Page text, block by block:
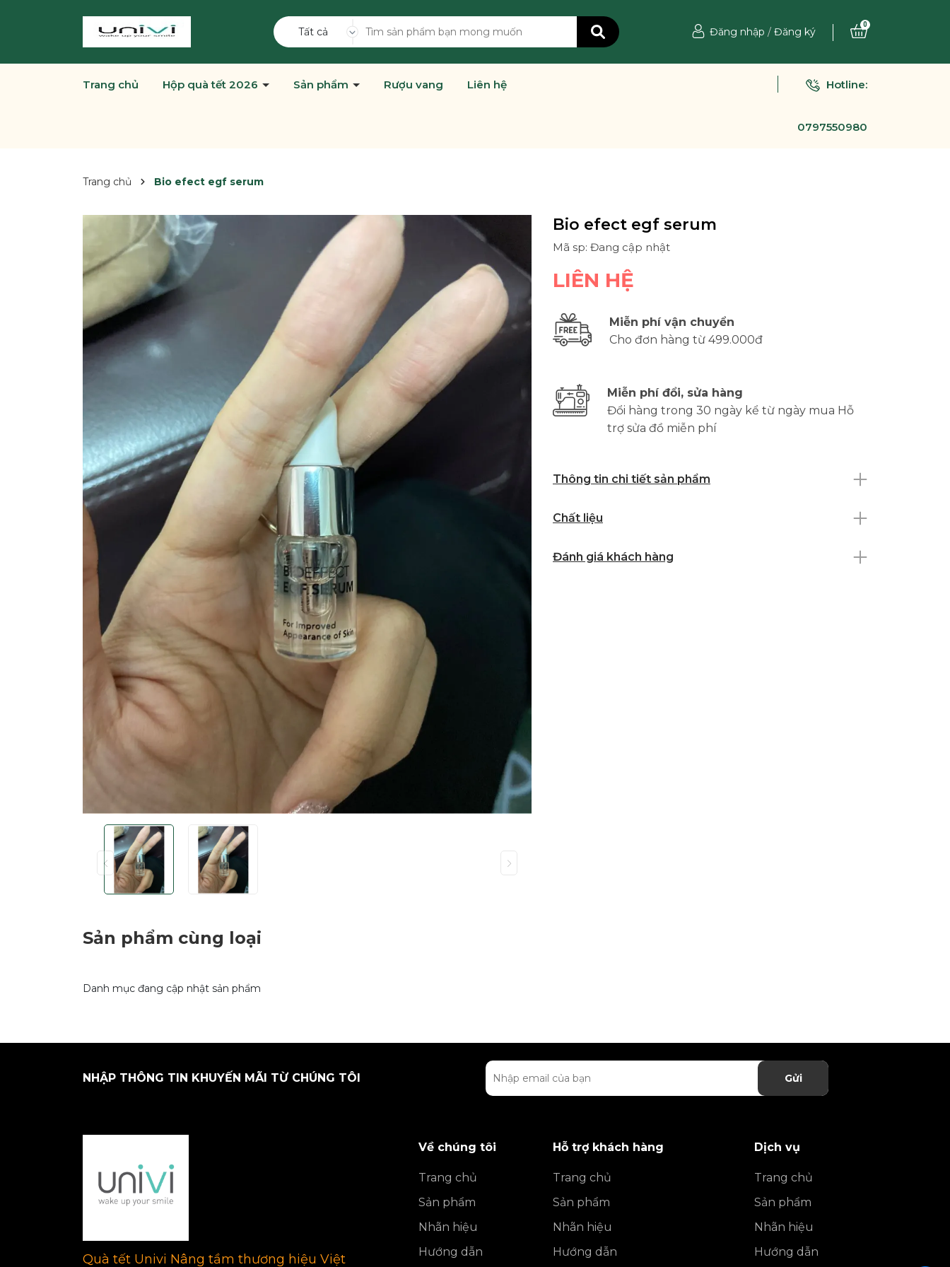
Tất cả Đăng nhập / Đăng ký
0
Trang chủ Hộp quà tết 2026 Sản phẩm Rượu vang Liên hệ Hotline:
0797550980
Trang chủ Bio efect egf serum
Bio efect egf serum
Mã sp: Đang cập nhật
LIÊN HỆ
Miễn phí vận chuyển
Cho đơn hàng từ 499.000đ
Miễn phí đổi, sửa hàng
Đổi hàng trong 30 ngày kể từ ngày mua Hỗ
trợ sửa đồ miễn phí
Thông tin chi tiết sản phẩm
Chất liệu
Đánh giá khách hàng
Sản phẩm cùng loại
Danh mục đang cập nhật sản phẩm
NHẬP THÔNG TIN KHUYẾN MÃI TỪ CHÚNG TÔI Gửi
Quà tết Univi Nâng tầm thương hiệu Việt
Về chúng tôi
Trang chủ
Sản phẩm
Nhãn hiệu
Hướng dẫn
Hỗ trợ khách hàng
Trang chủ
Sản phẩm
Nhãn hiệu
Hướng dẫn
Dịch vụ
Trang chủ
Sản phẩm
Nhãn hiệu
Hướng dẫn